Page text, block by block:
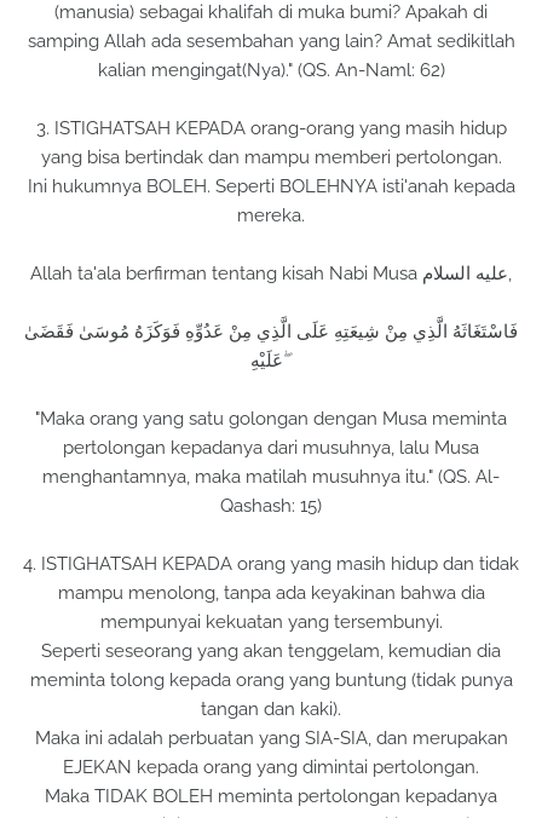
(manusia) sebagai khalifah di muka bumi? Apakah di
samping Allah ada sesembahan yang lain? Amat sedikitlah
kalian mengingat(Nya)." (QS. An-Naml: 62)
3. ISTIGHATSAH KEPADA orang-orang yang masih hidup
yang bisa bertindak dan mampu memberi pertolongan.
Ini hukumnya BOLEH. Seperti BOLEHNYA isti'anah kepada
mereka.
Allah ta'ala berfirman tentang kisah Nabi Musa عليه السلام,
فَاسْتَغَاثَهُ الَّذِي مِنْ شِيعَتِهِ عَلَى الَّذِي مِنْ عَدُوِّهِ فَوَكَزَهُ مُوسَىٰ فَقَضَىٰ
عَلَيْهِ ۖ
"Maka orang yang satu golongan dengan Musa meminta
pertolongan kepadanya dari musuhnya, lalu Musa
menghantamnya, maka matilah musuhnya itu." (QS. Al-
Qashash: 15)
4. ISTIGHATSAH KEPADA orang yang masih hidup dan tidak
mampu menolong, tanpa ada keyakinan bahwa dia
mempunyai kekuatan yang tersembunyi.
Seperti seseorang yang akan tenggelam, kemudian dia
meminta tolong kepada orang yang buntung (tidak punya
tangan dan kaki).
Maka ini adalah perbuatan yang SIA-SIA, dan merupakan
EJEKAN kepada orang yang dimintai pertolongan.
Maka TIDAK BOLEH meminta pertolongan kepadanya